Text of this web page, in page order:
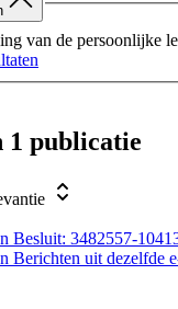
van de persoonlijke
1 publicatie
Besluit: 3482557-
Berichten uit dezelfde